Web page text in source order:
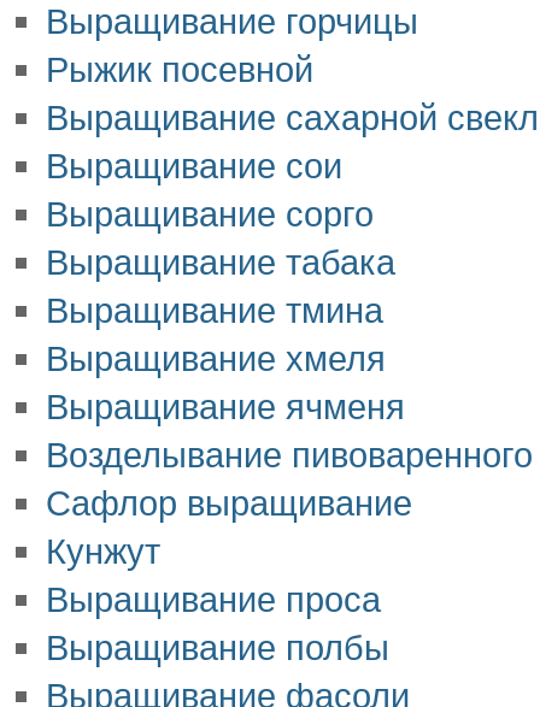
Выращивание горчицы
Рыжик посевной
Выращивание сахарной
Выращивание сои
Выращивание сорго
Выращивание табака
Выращивание тмина
Выращивание хмеля
Выращивание ячменя
Возделывание
Сафлор выращивание
Кунжут
Выращивание проса
Выращивание полбы
Выращивание фасоли